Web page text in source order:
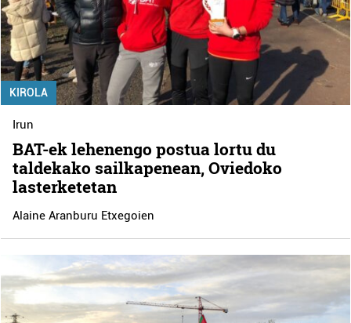
KIROLA
Irun
BAT-ek lehenengo postua lortu du
taldekako sailkapenean, Oviedoko
lasterketetan
Alaine Aranburu Etxegoien